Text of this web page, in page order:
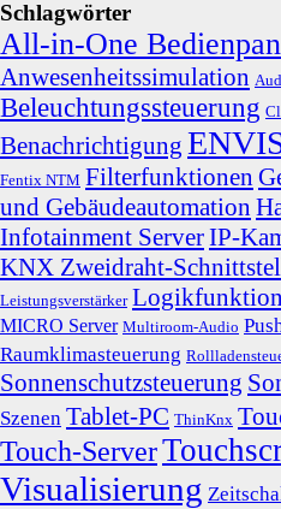
Schlagwörter
All-in-One
Anwesenheitssimulation
Beleuchtungssteuerung
Benachrichtigung
Fentix NTM Filterfunktionen
und Gebäudeautomation
Infotainment ServerIP-
KNX Zweidraht-
Leistungsverstärker
MICRO Server Multiroom-Audio
Raumklimasteuerung
Sonnenschutzsteuerung
Szenen Tablet-PC ThinKnx
Touch-Server
Visualisierung